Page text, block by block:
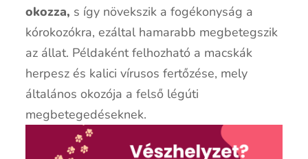
okozza, s így növekszik a fogékonyság a
kórokozókra, ezáltal hamarabb megbetegszik
az állat. Példaként felhozható a macskák
herpesz és kalici vírusos fertőzése, mely
általános okozója a felső légúti
megbetegedéseknek.